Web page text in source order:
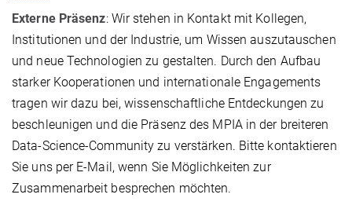
Externe Präsenz: Wir stehen in Kontakt mit Kollegen,
Institutionen und der Industrie, um Wissen auszutauschen
und neue Technologien zu gestalten. Durch den Aufbau
starker Kooperationen und internationale Engagements
tragen wir dazu bei, wissenschaftliche Entdeckungen zu
beschleunigen und die Präsenz des MPIA in der breiteren
Data-Science-Community zu verstärken. Bitte kontaktieren
Sie uns per E-Mail, wenn Sie Möglichkeiten zur
Zusammenarbeit besprechen möchten.